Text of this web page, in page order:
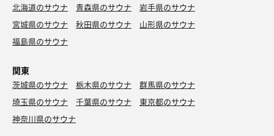
北海道のサウナ 青森県のサウナ
岩手県のサウナ
宮城県のサウナ
秋田県のサウナ
山形県のサウナ
福島県のサウナ
関東
茨城県のサウナ 栃木県のサウナ
群馬県のサウナ
埼玉県のサウナ
千葉県のサウナ
東京都のサウナ
神奈川県のサウナ